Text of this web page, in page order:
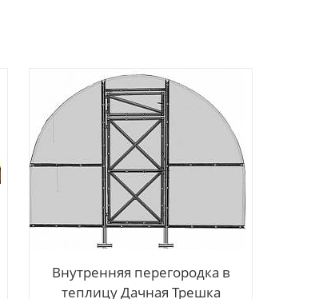
Внутренняя перегородка в
теплицу Дачная Трешка